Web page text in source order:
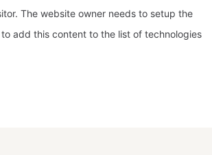
The website owner needs to setup the
add this content to the list of technologies